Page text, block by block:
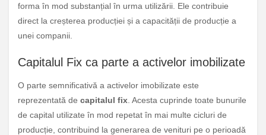
forma în mod substanțial în urma utilizării. Ele contribuie
direct la creșterea producției și a capacității de producție a
unei companii.
Capitalul Fix ca parte a activelor imobilizate
O parte semnificativă a activelor imobilizate este
reprezentată de capitalul fix . Acesta cuprinde toate bunurile
de capital utilizate în mod repetat în mai multe cicluri de
producție, contribuind la generarea de venituri pe o perioadă